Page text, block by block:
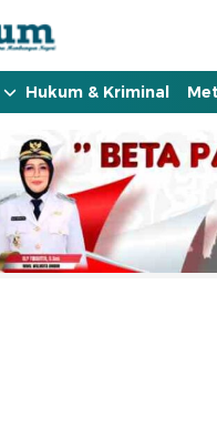
Hukum & Kriminal